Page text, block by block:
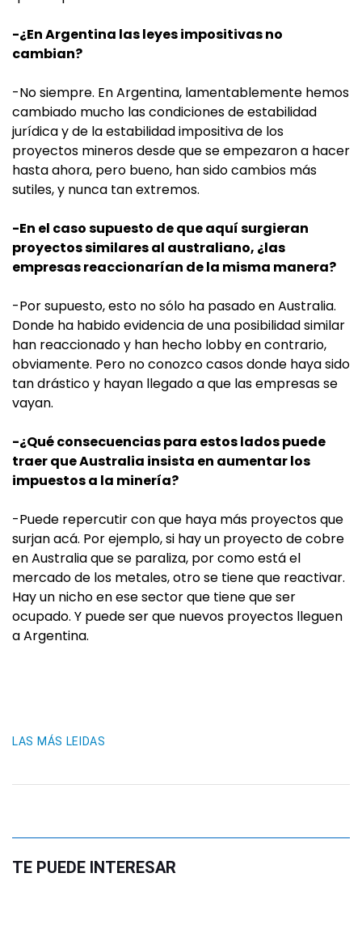
-¿En Argentina las leyes impositivas no
cambian?
-No siempre. En Argentina, lamentablemente hemos
cambiado mucho las condiciones de estabilidad
jurídica y de la estabilidad impositiva de los
proyectos mineros desde que se empezaron a hacer
hasta ahora, pero bueno, han sido cambios más
sutiles, y nunca tan extremos.
-En el caso supuesto de que aquí surgieran
proyectos similares al australiano, ¿las
empresas reaccionarían de la misma manera?
-Por supuesto, esto no sólo ha pasado en Australia.
Donde ha habido evidencia de una posibilidad similar
han reaccionado y han hecho lobby en contrario,
obviamente. Pero no conozco casos donde haya sido
tan drástico y hayan llegado a que las empresas se
vayan.
-¿Qué consecuencias para estos lados puede
traer que Australia insista en aumentar los
impuestos a la minería?
-Puede repercutir con que haya más proyectos que
surjan acá. Por ejemplo, si hay un proyecto de cobre
en Australia que se paraliza, por como está el
mercado de los metales, otro se tiene que reactivar.
Hay un nicho en ese sector que tiene que ser
ocupado. Y puede ser que nuevos proyectos lleguen
a Argentina.
LAS MÁS LEIDAS
TE PUEDE INTERESAR